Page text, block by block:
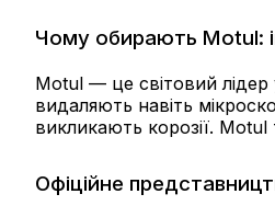
Чому обирають Motul:
Motul — це світовий лідер
видаляють навіть
викликають корозії. Motul
Офіційне